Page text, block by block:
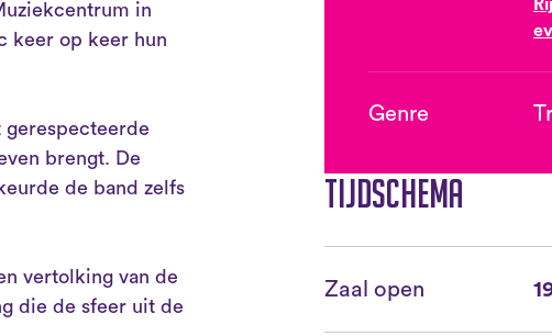
in
keer op keer hun
gerespecteerde
brengt. De
de band zelfs
vertolking van de
die de sfeer uit de
Genre
Tijdschema
Zaal open